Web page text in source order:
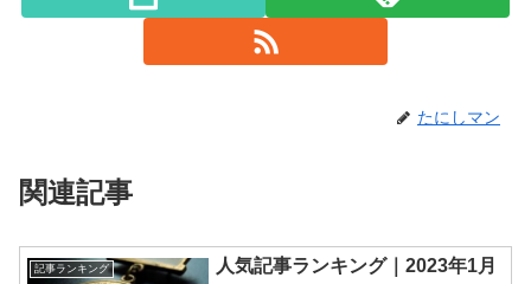
たにしマン
関連記事
記事ランキング 人気記事ランキング｜2023年1月